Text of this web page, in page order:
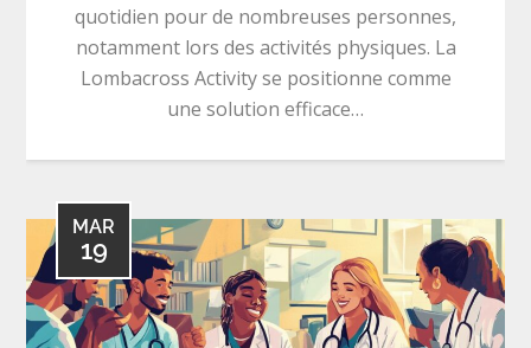
quotidien pour de nombreuses personnes,
notamment lors des activités physiques. La
Lombacross Activity se positionne comme
une solution efficace…
MAR
19